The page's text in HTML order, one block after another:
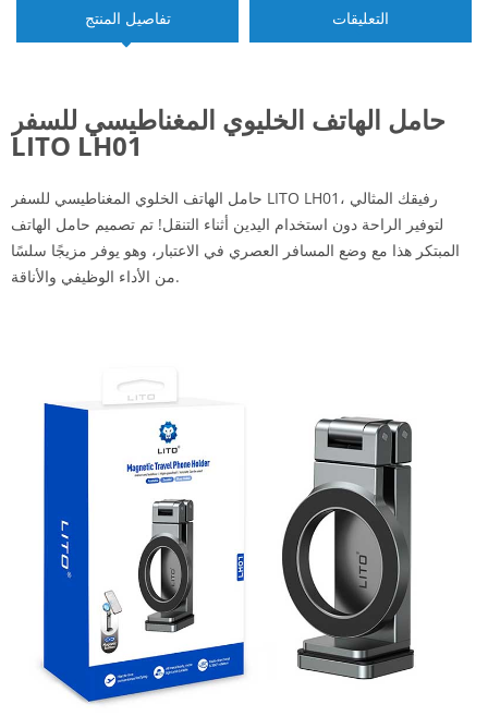
تفاصيل المنتج التعليقات
حامل الهاتف الخليوي المغناطيسي للسفر
LITO LH01
حامل الهاتف الخلوي المغناطيسي للسفر LITO LH01، رفيقك المثالي
لتوفير الراحة دون استخدام اليدين أثناء التنقل! تم تصميم حامل الهاتف
المبتكر هذا مع وضع المسافر العصري في الاعتبار، وهو يوفر مزيجًا سلسًا
من الأداء الوظيفي والأناقة.